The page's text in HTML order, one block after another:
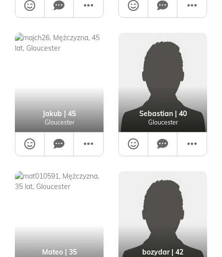
Jakub | 45
Gloucester
Sebastian| 40
Gloucester
Mateo| 35 bozydar| 42